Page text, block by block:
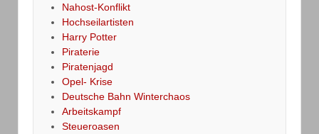
Nahost-Konflikt
Hochseilartisten
Harry Potter
Piraterie
Piratenjagd
Opel- Krise
Deutsche Bahn Winterchaos
Arbeitskampf
Steueroasen